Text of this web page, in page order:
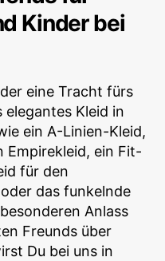
Kinder bei
eine Tracht fürs
Kleid in
ein A-Linien-Kleid,
Empirekleid, ein Fit-
für den
das funkelnde
Anlass
Freunds über
Du bei uns in